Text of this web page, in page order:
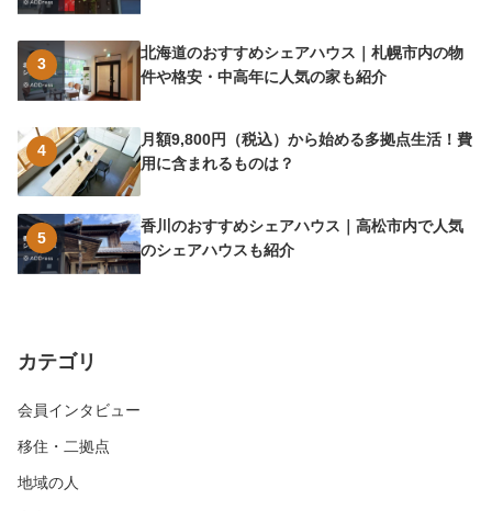
3
北海道のおすすめシェアハウス｜札幌市内の物
件や格安・中高年に人気の家も紹介
4
月額9,800円（税込）から始める多拠点生活！費
用に含まれるものは？
5
香川のおすすめシェアハウス｜高松市内で人気
のシェアハウスも紹介
カテゴリ
会員インタビュー
移住・二拠点
地域の人